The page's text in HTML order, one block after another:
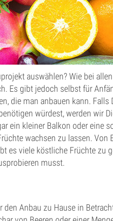
auswählen? Wie bei
Es gibt jedoch selbst für
die man anbauen kann. Falls
würdest, werden wir
ein kleiner Balkon oder eine
wachsen zu lassen. Von
es viele köstliche Früchte zu
musst.
Anbau zu Hause in